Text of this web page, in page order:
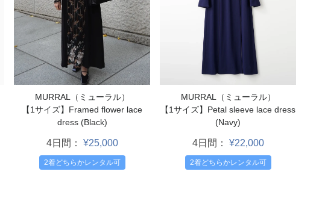
MURRAL（ミューラル）
【1サイズ】Framed flower lace
dress (Black)
4日間： ¥25,000
2着どちらかレンタル可
MURRAL（ミューラル）
【1サイズ】Petal sleeve lace dress
(Navy)
4日間： ¥22,000
2着どちらかレンタル可